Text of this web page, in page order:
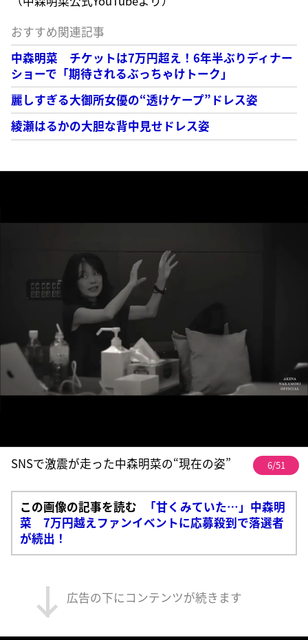
おすすめ関連記事
中森明菜 チケットは7万円超え！6年半ぶりディナー
ショーで「期待されるぶっちゃけトーク」
麗しすぎる大御所女優の“透けケープ”ドレス姿
綾瀬はるかの大胆な背中見せドレス姿
SNSで激震が走った中森明菜の“現在の姿” 6/51
この画像の記事を読む
「甘くみていた…」中森明
菜 7万円越えファンイベントに応募殺到で落選者
が続出！
広告の下にコンテンツが続きます